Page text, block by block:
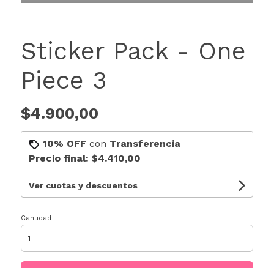
Sticker Pack - One
Piece 3
$4.900,00
10% OFF con Transferencia
Precio final: $4.410,00
Ver cuotas y descuentos
Cantidad